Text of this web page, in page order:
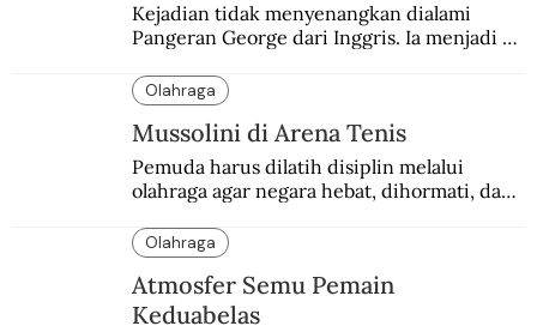
Kejadian tidak menyenangkan dialami
Pangeran George dari Inggris. Ia menjadi
Buenos Aires, Argentina.
Olahraga
Mussolini di Arena Tenis
Pemuda harus dilatih disiplin melalui
olahraga agar negara hebat, dihormati, dan
Olahraga
Atmosfer Semu Pemain
Keduabelas